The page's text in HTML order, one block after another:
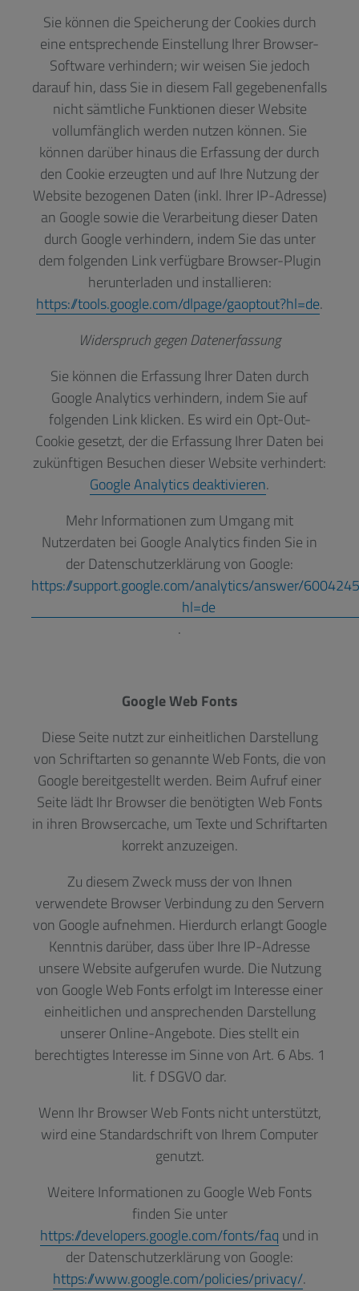
Sie können die Speicherung der Cookies durch
eine entsprechende Einstellung Ihrer Browser-
Software verhindern; wir weisen Sie jedoch
darauf hin, dass Sie in diesem Fall gegebenenfalls
nicht sämtliche Funktionen dieser Website
vollumfänglich werden nutzen können. Sie
können darüber hinaus die Erfassung der durch
den Cookie erzeugten und auf Ihre Nutzung der
Website bezogenen Daten (inkl. Ihrer IP-Adresse)
an Google sowie die Verarbeitung dieser Daten
durch Google verhindern, indem Sie das unter
dem folgenden Link verfügbare Browser-Plugin
herunterladen und installieren:
https://tools.google.com/dlpage/gaoptout?hl=de.
Widerspruch gegen Datenerfassung
Sie können die Erfassung Ihrer Daten durch
Google Analytics verhindern, indem Sie auf
folgenden Link klicken. Es wird ein Opt-Out-
Cookie gesetzt, der die Erfassung Ihrer Daten bei
zukünftigen Besuchen dieser Website verhindert:
Google Analytics deaktivieren.
Mehr Informationen zum Umgang mit
Nutzerdaten bei Google Analytics finden Sie in
der Datenschutzerklärung von Google:
https://support.google.com/analytics/answer/
hl=de
.
Google Web Fonts
Diese Seite nutzt zur einheitlichen Darstellung
von Schriftarten so genannte Web Fonts, die von
Google bereitgestellt werden. Beim Aufruf einer
Seite lädt Ihr Browser die benötigten Web Fonts
in ihren Browsercache, um Texte und Schriftarten
korrekt anzuzeigen.
Zu diesem Zweck muss der von Ihnen
verwendete Browser Verbindung zu den Servern
von Google aufnehmen. Hierdurch erlangt Google
Kenntnis darüber, dass über Ihre IP-Adresse
unsere Website aufgerufen wurde. Die Nutzung
von Google Web Fonts erfolgt im Interesse einer
einheitlichen und ansprechenden Darstellung
unserer Online-Angebote. Dies stellt ein
berechtigtes Interesse im Sinne von Art. 6 Abs. 1
lit. f DSGVO dar.
Wenn Ihr Browser Web Fonts nicht unterstützt,
wird eine Standardschrift von Ihrem Computer
genutzt.
Weitere Informationen zu Google Web Fonts
finden Sie unter
https://developers.google.com/fonts/faq und in
der Datenschutzerklärung von Google:
https://www.google.com/policies/privacy/.